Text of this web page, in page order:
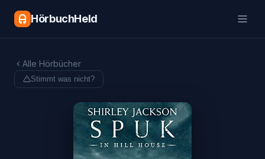
HörbuchHeld
Alle Hörbücher
Stimmt was nicht?